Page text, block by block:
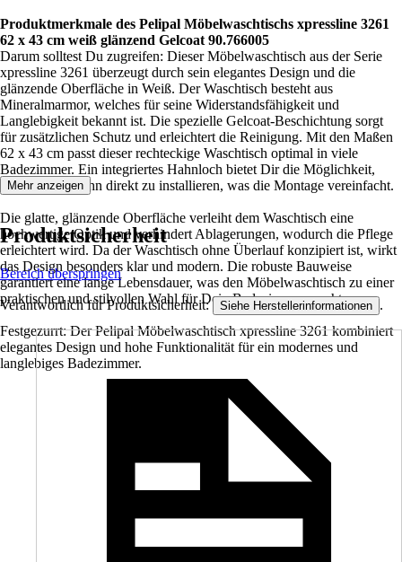
Produktmerkmale des Pelipal Möbelwaschtischs xpressline 3261
62 x 43 cm weiß glänzend Gelcoat 90.766005
Darum solltest Du zugreifen: Dieser Möbelwaschtisch aus der Serie
xpressline 3261 überzeugt durch sein elegantes Design und die
glänzende Oberfläche in Weiß. Der Waschtisch besteht aus
Mineralmarmor, welches für seine Widerstandsfähigkeit und
Langlebigkeit bekannt ist. Die spezielle Gelcoat-Beschichtung sorgt
für zusätzlichen Schutz und erleichtert die Reinigung. Mit den Maßen
62 x 43 cm passt dieser rechteckige Waschtisch optimal in viele
Badezimmer. Ein integriertes Hahnloch bietet Dir die Möglichkeit,
einen Wasserhahn direkt zu installieren, was die Montage vereinfacht.
Die glatte, glänzende Oberfläche verleiht dem Waschtisch eine
hochwertige Optik und verhindert Ablagerungen, wodurch die Pflege
erleichtert wird. Da der Waschtisch ohne Überlauf konzipiert ist, wirkt
das Design besonders klar und modern. Die robuste Bauweise
garantiert eine lange Lebensdauer, was den Möbelwaschtisch zu einer
praktischen und stilvollen Wahl für Dein Badezimmer macht.
Festgezurrt: Der Pelipal Möbelwaschtisch xpressline 3261 kombiniert
elegantes Design und hohe Funktionalität für ein modernes und
langlebiges Badezimmer.
Mehr anzeigen
Produktsicherheit
Bereich überspringen
Verantwortlich für Produktsicherheit: Siehe Herstellerinformationen .